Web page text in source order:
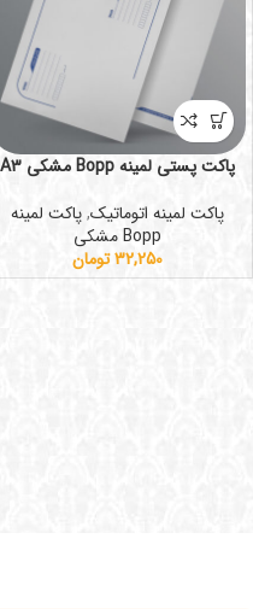
پاکت پستی لمینه Bopp مشکی A3
پاکت لمینه اتوماتیک,پاکت لمینه
Bopp مشکی
32,250تومان